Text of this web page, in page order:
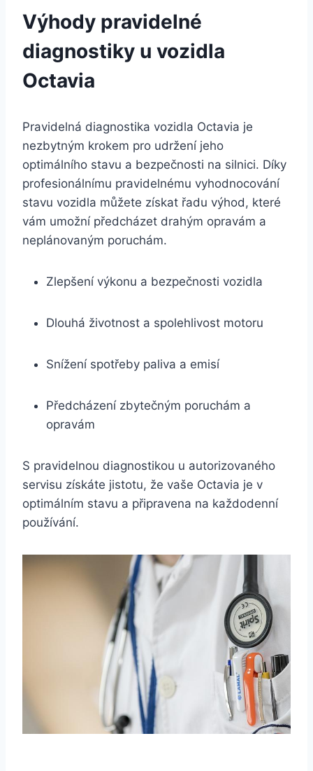
Výhody pravidelné
diagnostiky u vozidla
Octavia
Pravidelná diagnostika vozidla Octavia je
nezbytným krokem pro udržení jeho
optimálního stavu a bezpečnosti na silnici. Díky
profesionálnímu pravidelnému vyhodnocování
stavu vozidla můžete získat řadu výhod, které
vám umožní předcházet drahým opravám a
neplánovaným poruchám.
Zlepšení výkonu a bezpečnosti vozidla
Dlouhá životnost a spolehlivost motoru
Snížení spotřeby paliva a emisí
Předcházení zbytečným poruchám a
opravám
S pravidelnou diagnostikou u autorizovaného
servisu získáte jistotu, že vaše Octavia je v
optimálním stavu a připravena na každodenní
používání.